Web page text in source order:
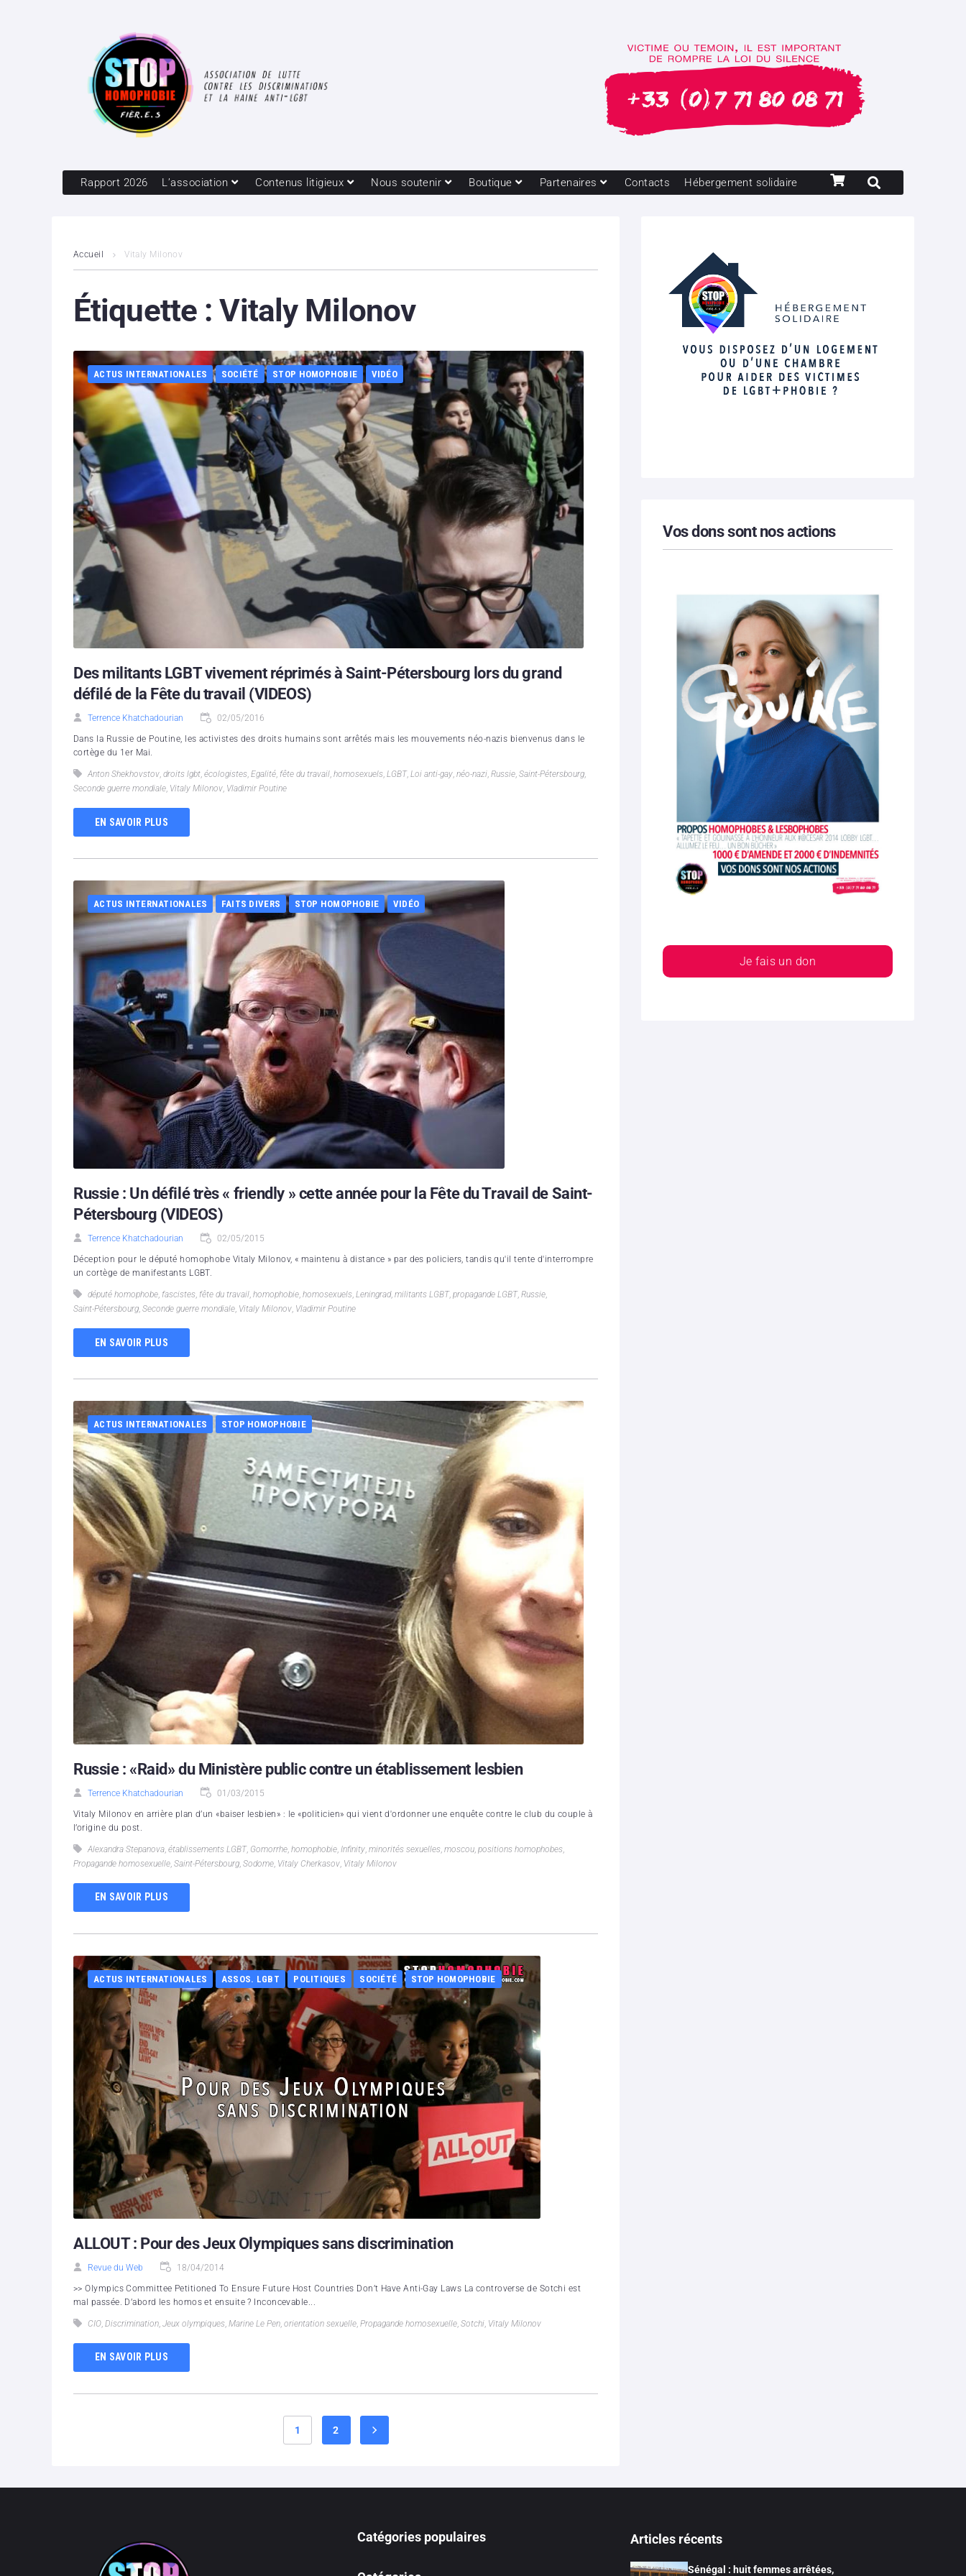
Rapport 2026 L’association Contenus litigieux Nous soutenir Boutique Partenaires Contacts Hébergement solidaire
Accueil Vitaly Milonov
Étiquette :Vitaly Milonov
ACTUS INTERNATIONALES SOCIÉTÉ STOP HOMOPHOBIE VIDÉO
Des militants LGBT vivement réprimés à Saint-Pétersbourg lors du grand
défilé de la Fête du travail (VIDEOS)
Terrence Khatchadourian 02/05/2016
Dans la Russie de Poutine, les activistes des droits humains sont arrêtés mais les mouvements néo-nazis bienvenus dans le
cortège du 1er Mai.
Anton Shekhovstov, droits lgbt, écologistes, Egalité, fête du travail, homosexuels, LGBT, Loi anti-gay, néo-nazi, Russie, Saint-Pétersbourg,
Seconde guerre mondiale, Vitaly Milonov, Vladimir Poutine
EN SAVOIR PLUS
ACTUS INTERNATIONALES FAITS DIVERS STOP HOMOPHOBIE VIDÉO
Russie : Un défilé très « friendly » cette année pour la Fête du Travail de Saint-
Pétersbourg (VIDEOS)
Terrence Khatchadourian 02/05/2015
Déception pour le député homophobe Vitaly Milonov, « maintenu à distance » par des policiers, tandis qu'il tente d'interrompre
un cortège de manifestants LGBT.
député homophobe, fascistes, fête du travail, homophobie, homosexuels, Leningrad, militants LGBT, propagande LGBT, Russie,
Saint-Pétersbourg, Seconde guerre mondiale, Vitaly Milonov, Vladimir Poutine
EN SAVOIR PLUS
ACTUS INTERNATIONALES STOP HOMOPHOBIE
Russie : «Raid» du Ministère public contre un établissement lesbien
Terrence Khatchadourian 01/03/2015
Vitaly Milonov en arrière plan d’un «baiser lesbien» : le «politicien» qui vient d'ordonner une enquête contre le club du couple à
l’origine du post.
Alexandra Stepanova établissements LGBT, Gomorrhe homophobie Infinity minorités sexuelles moscou positions homophobes
Propagande homosexuelle Saint-Pétersbourg Sodome Vitaly Cherkasov Vitaly Milonov
EN SAVOIR PLUS
ACTUS INTERNATIONALES ASSOS. LGBT POLITIQUES SOCIÉTÉ STOP HOMOPHOBIE
ALLOUT : Pour des Jeux Olympiques sans discrimination
Revue du Web 18/04/2014
>> Olympics Committee Petitioned To Ensure Future Host Countries Don’t Have Anti-Gay Laws La controverse de Sotchi est
mal passée. D’abord les homos et ensuite ? Inconcevable...
CIO Discrimination Jeux olympiques Marine Le Pen orientation sexuelle Propagande homosexuelle Sotchi Vitaly Milonov
EN SAVOIR PLUS
1 2
Vos dons sont nos actions
Je fais un don
Catégories populaires Articles récents
Sénégal : huit femmes arrêtées,